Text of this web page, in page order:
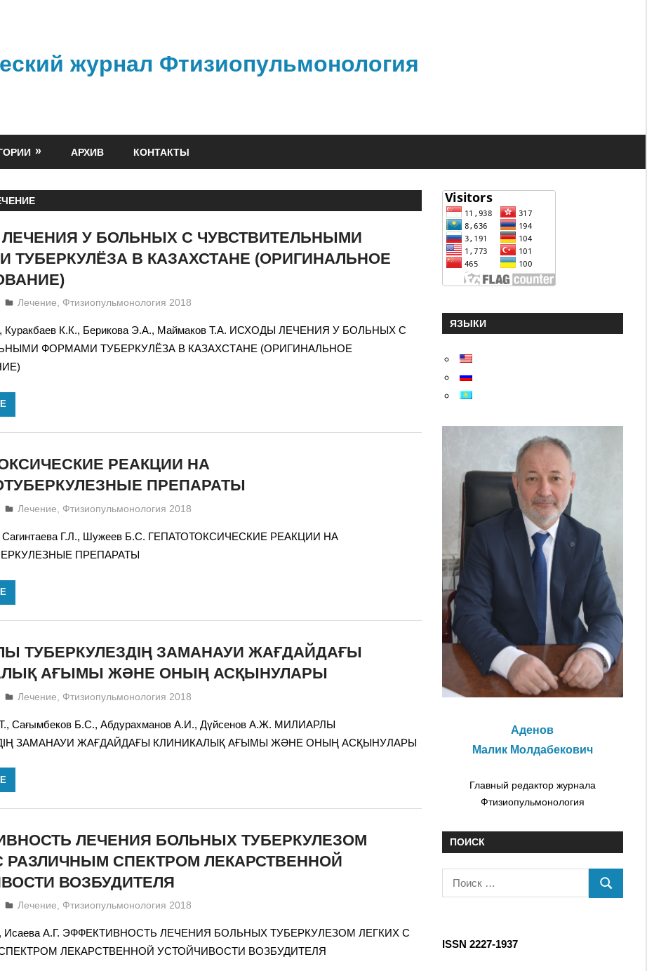
журнал Фтизиопульмонология
АРХИВ КОНТАКТЫ
У БОЛЬНЫХ С ЧУВСТВИТЕЛЬНЫМИ
ТУБЕРКУЛЁЗА В КАЗАХСТАНЕ (ОРИГИНАЛЬНОЕ
admin
Лечение, Фтизиопульмонология 2018
Куракбаев К.К., Берикова Э.А., Маймаков Т.А. ИСХОДЫ ЛЕЧЕНИЯ У БОЛЬНЫХ С
ФОРМАМИ ТУБЕРКУЛЁЗА В КАЗАХСТАНЕ (ОРИГИНАЛЬНОЕ
РЕАКЦИИ НА
ПРЕПАРАТЫ
admin
Лечение Фтизиопульмонология 2018
Сагинтаева Г.Л., Шужеев Б.С. ГЕПАТОТОКСИЧЕСКИЕ РЕАКЦИИ НА
ПРЕПАРАТЫ
ТУБЕРКУЛЕЗДІҢ ЗАМАНАУИ ЖАҒДАЙДАҒЫ
АҒЫМЫ ЖƏНЕ ОНЫҢ АСҚЫНУЛАРЫ
admin
Лечение Фтизиопульмонология 2018
Сағымбеков Б.С., Абдурахманов А.И., Дүйсенов А.Ж. МИЛИАРЛЫ
ЗАМАНАУИ ЖАҒДАЙДАҒЫ КЛИНИКАЛЫҚ АҒЫМЫ ЖƏНЕ ОНЫҢ АСҚЫНУЛАРЫ
ЛЕЧЕНИЯ БОЛЬНЫХ ТУБЕРКУЛЕЗОМ
РАЗЛИЧНЫМ СПЕКТРОМ ЛЕКАРСТВЕННОЙ
ВОЗБУДИТЕЛЯ
admin
Лечение, Фтизиопульмонология 2018
Исаева А.Г. ЭФФЕКТИВНОСТЬ ЛЕЧЕНИЯ БОЛЬНЫХ ТУБЕРКУЛЕЗОМ ЛЕГКИХ С
ЛЕКАРСТВЕННОЙ УСТОЙЧИВОСТИ ВОЗБУДИТЕЛЯ
ЯЗЫКИ
Аденов
Малик Молдабекович
Главный редактор журнала
Фтизиопульмонология
ПОИСК
о
к
ISSN 2227-1937